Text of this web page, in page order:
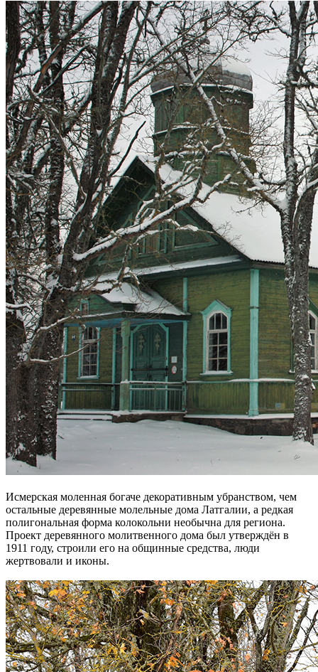
Исмерская моленная богаче декоративным убранством, чем
остальные деревянные молельные дома Латгалии, а редкая
полигональная форма колокольни необычна для региона.
Проект деревянного молитвенного дома был утверждён в
1911 году, строили его на общинные средства, люди
жертвовали и иконы.